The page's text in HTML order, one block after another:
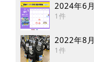
2024年6月
1件
2022年8月
1件